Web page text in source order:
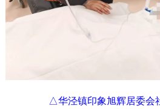
△华泾镇印象旭辉居委会